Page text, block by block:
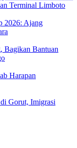
Terminal Limboto
2026: Ajang
Bagikan Bantuan
Harapan
Gorut, Imigrasi